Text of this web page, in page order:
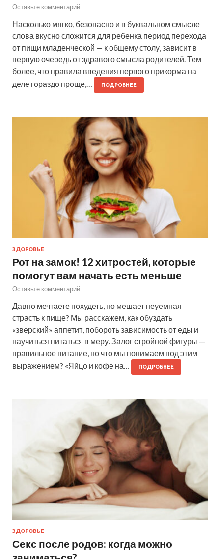
Оставьте комментарий
Насколько мягко, безопасно и в буквальном смысле
слова вкусно сложится для ребенка период перехода
от пищи младенческой — к общему столу, зависит в
первую очередь от здравого смысла родителей. Тем
более, что правила введения первого прикорма на
деле гораздо проще,…
ПОДРОБНЕЕ
ЗДОРОВЬЕ
Рот на замок! 12 хитростей, которые
помогут вам начать есть меньше
Оставьте комментарий
Давно мечтаете похудеть, но мешает неуемная
страсть к пище? Мы расскажем, как обуздать
«зверский» аппетит, побороть зависимость от еды и
научиться питаться в меру. Залог стройной фигуры —
правильное питание, но что мы понимаем под этим
выражением? «Яйцо и кофе на…
ПОДРОБНЕЕ
ЗДОРОВЬЕ
Секс после родов: когда можно